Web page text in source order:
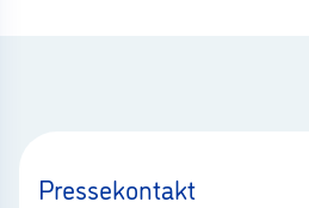
Pressekontakt